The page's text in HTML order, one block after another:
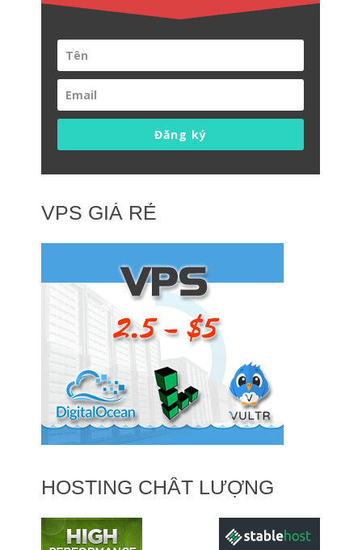
Đăng ký
VPS GIÁ RẺ
HOSTING CHẤT LƯỢNG